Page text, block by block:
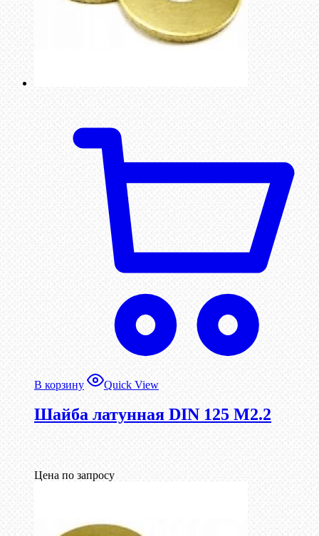
В корзину Quick View
Шайба латунная DIN 125 М2.2
Цена по запросу